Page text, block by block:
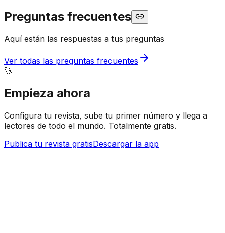
Preguntas frecuentes
Aquí están las respuestas a tus preguntas
Ver todas las preguntas frecuentes
🚀
Empieza ahora
Configura tu revista, sube tu primer número y llega a
lectores de todo el mundo. Totalmente gratis.
Publica tu revista gratisDescargar la app